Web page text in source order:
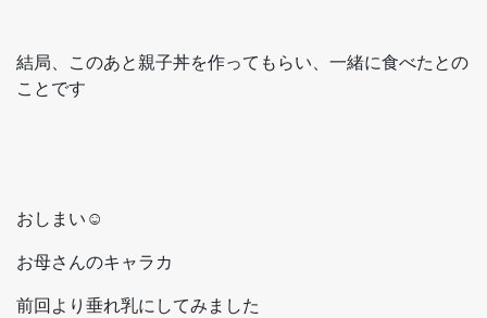
結局、このあと親子丼を作ってもらい、一緒に食べたとの
ことです
おしまい☺
お母さんのキャラカ
前回より垂れ乳にしてみました